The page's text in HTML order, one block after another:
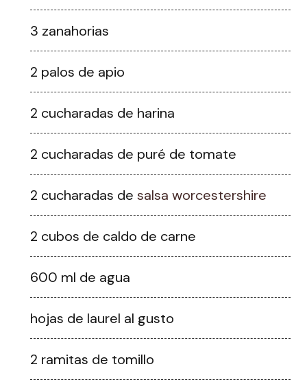
3 zanahorias
2 palos de apio
2 cucharadas de harina
2 cucharadas de puré de tomate
2 cucharadas de salsa worcestershire
2 cubos de caldo de carne
600 ml de agua
hojas de laurel al gusto
2 ramitas de tomillo